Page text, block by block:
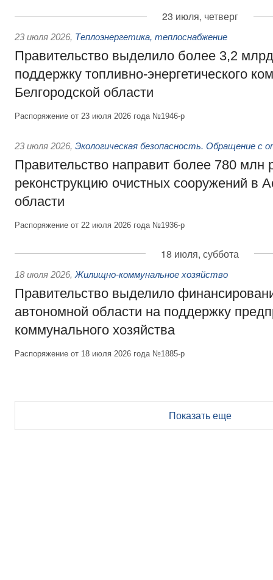
23 июля, четверг
23 июля 2026, Теплоэнергетика, теплоснабжение
Правительство выделило более 3,2
поддержку топливно-энергетического
Белгородской области
Распоряжение от 23 июля 2026 года №1946-р
23 июля 2026, Экологическая безопасность. Обращение с
Правительство направит более 780 млн
реконструкцию очистных сооружений в
области
Распоряжение от 22 июля 2026 года №1936-р
18 июля, суббота
18 июля 2026, Жилищно-коммунальное хозяйство
Правительство выделило
автономной области на поддержку
коммунального хозяйства
Распоряжение от 18 июля 2026 года №1885-р
Показать еще